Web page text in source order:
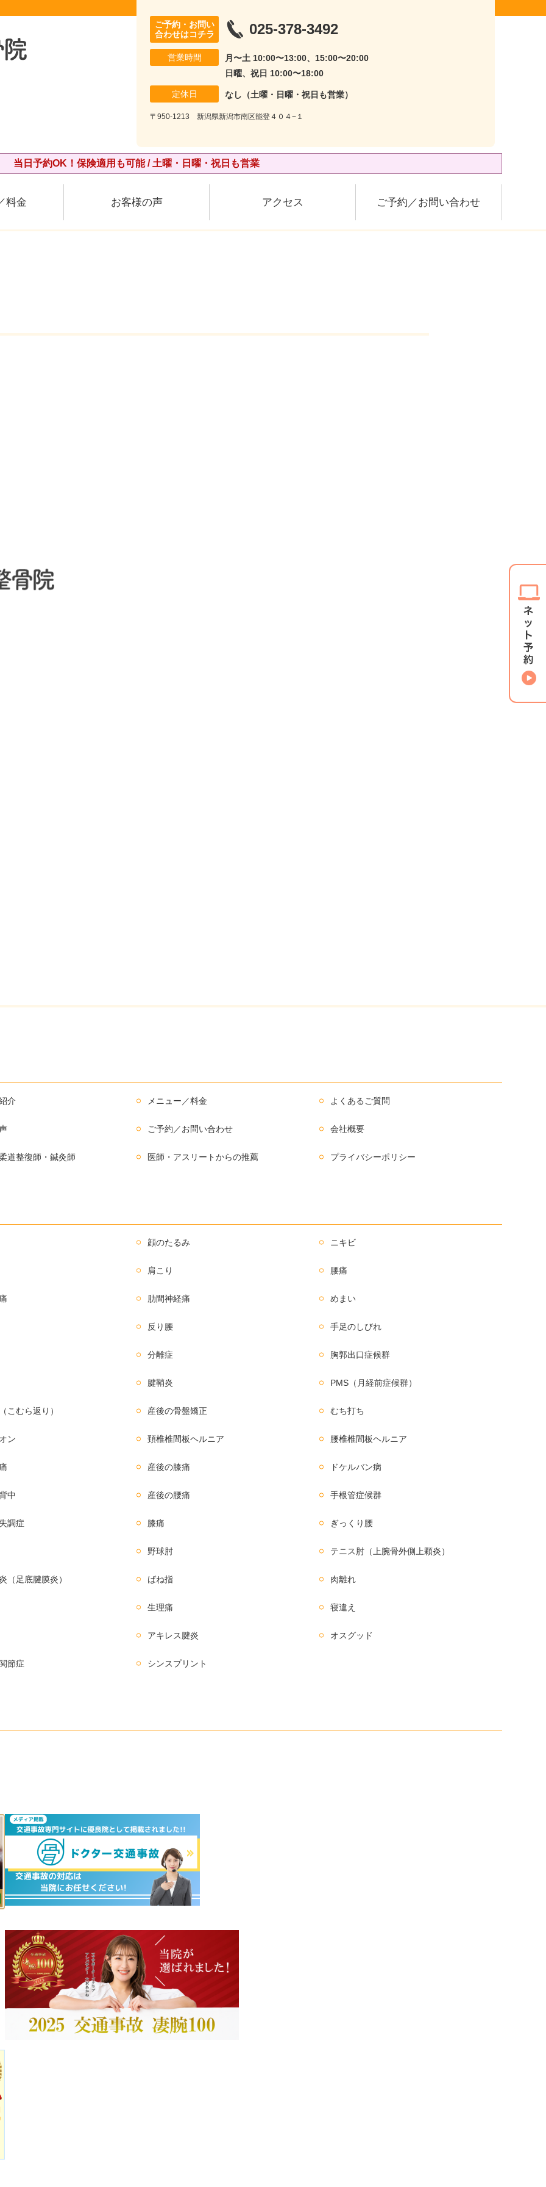
ご予約・お問い
合わせはコチラ
025-378-3492
営業時間
月〜土 10:00〜13:00、15:00〜20:00
日曜、祝日 10:00〜18:00
定休日 なし（土曜・日曜・祝日も営業）
〒950-1213 新潟県新潟市南区能登４０４−１
当日予約OK！保険適用も可能 / 土曜・日曜・祝日も営業
料金 お客様の声 アクセス ご予約／お問い合わせ
介 メニュー／料金 よくあるご質問
ご予約／お問い合わせ 会社概要
道整復師・鍼灸師 医師・アスリートからの推薦 プライバシーポリシー
顔のたるみ ニキビ
肩こり 腰痛
肋間神経痛 めまい
反り腰 手足のしびれ
分離症 胸郭出口症候群
腱鞘炎 PMS（月経前症候群）
こむら返り） 産後の骨盤矯正 むち打ち
ン 頚椎椎間板ヘルニア 腰椎椎間板ヘルニア
産後の膝痛 ドケルバン病
中 産後の腰痛 手根管症候群
調症 膝痛 ぎっくり腰
野球肘 テニス肘（上腕骨外側上顆炎）
（足底腱膜炎） ばね指 肉離れ
生理痛 寝違え
アキレス腱炎 オスグッド
節症 シンスプリント